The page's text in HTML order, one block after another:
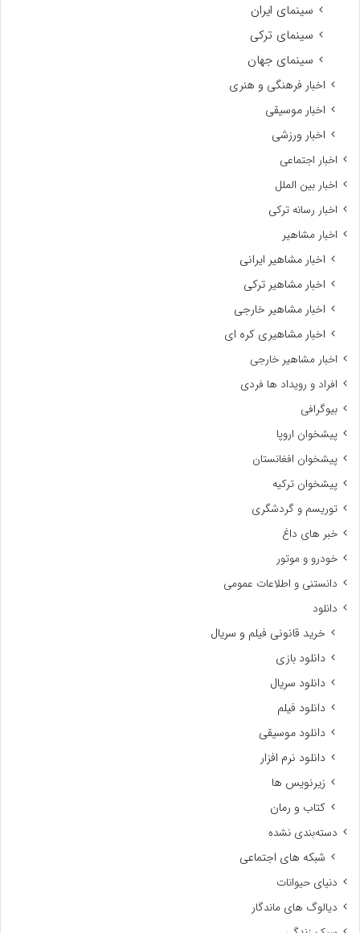
سینمای ایران
سینمای ترکی
سینمای جهان
اخبار فرهنگی و هنری
اخبار موسیقی
اخبار ورزشی
اخبار اجتماعی
اخبار بین الملل
اخبار رسانه ترکی
اخبار مشاهیر
اخبار مشاهیر ایرانی
اخبار مشاهیر ترکی
اخبار مشاهیر خارجی
اخبار مشاهیری کره ای
اخبار مشاهیر خارجی
افراد و رویداد ها فردی
بیوگرافی
پیشخوان اروپا
پیشخوان افغانستان
پیشخوان ترکیه
توریسم و گردشگری
خبر های داغ
خودرو و موتور
دانستنی و اطلاعات عمومی
دانلود
خرید قانونی فیلم و سریال
دانلود بازی
دانلود سریال
دانلود فیلم
دانلود موسیقی
دانلود نرم افزار
زیرنویس ها
کتاب و رمان
دسته‌بندی نشده
شبکه های اجتماعی
دنیای حیوانات
دیالوگ های ماندگار